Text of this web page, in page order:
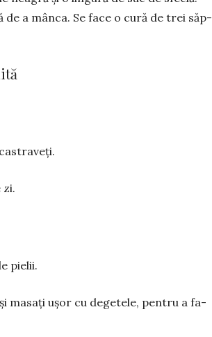
de a mânca. Se face o cură de trei săp­
zi.
pie­lii.
ma­sați ușor cu degetele, pen­tru a fa­